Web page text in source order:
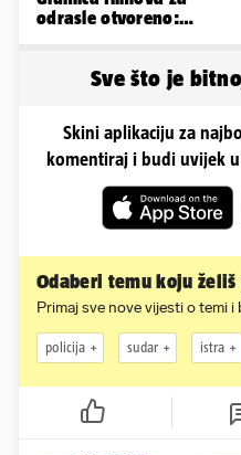
odrasle otvoreno:
Sve što je
Skini aplikaciju za
komentiraj i budi uvijek
Odaberi temu koju
Primaj sve nove vijesti o temi i
policija sudar istra